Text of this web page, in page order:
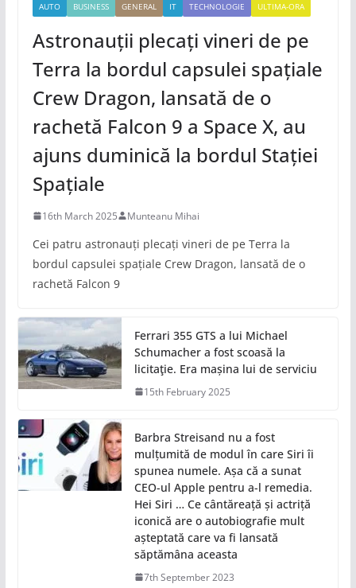
AUTO BUSINESS GENERAL IT TECHNOLOGIE ULTIMA-ORA
Astronauții plecați vineri de pe
Terra la bordul capsulei spațiale
Crew Dragon, lansată de o
rachetă Falcon 9 a Space X, au
ajuns duminică la bordul Stației
Spațiale
16th March 2025 Munteanu Mihai
Cei patru astronauți plecați vineri de pe Terra la
bordul capsulei spațiale Crew Dragon, lansată de o
rachetă Falcon 9
Ferrari 355 GTS a lui Michael
Schumacher a fost scoasă la
licitaţie. Era mașina lui de serviciu
15th February 2025
Barbra Streisand nu a fost
mulțumită de modul în care Siri îi
spunea numele. Așa că a sunat
CEO-ul Apple pentru a-l remedia.
Hei Siri … Ce cântăreață și actriță
iconică are o autobiografie mult
așteptată care va fi lansată
săptămâna aceasta
7th September 2023